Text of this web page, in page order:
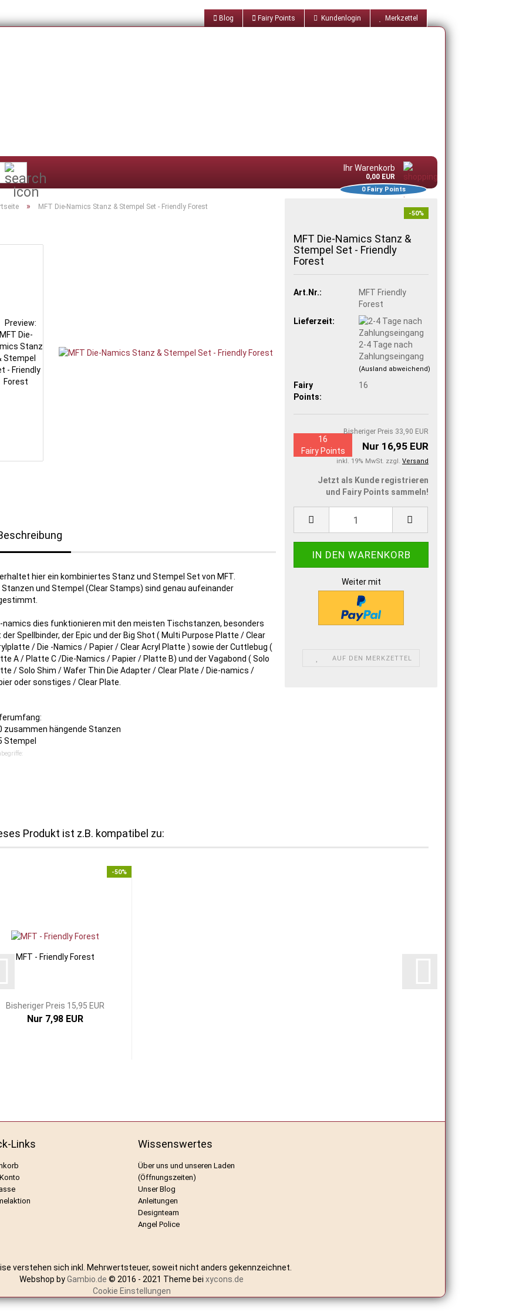
Blog Fairy Points Kundenlogin Merkzettel
Ihr Warenkorb
0,00 EUR
0Fairy Points
» MFT Die-Namics Stanz & Stempel Set - Friendly Forest
-50%
MFT Die-Namics Stanz &
Stempel Set - Friendly
Forest
Art.Nr.:
MFT Friendly
Forest
Lieferzeit:
2-4 Tage nach
Zahlungseingang
(Ausland abweichend)
Fairy
Points:
16
Bisheriger Preis 33,90 EUR
Nur 16,95 EUR
inkl. 19% MwSt. zzgl. Versand
16
Fairy Points
Jetzt als Kunde registrieren
und Fairy Points sammeln!
Weiter mit
AUF DEN MERKZETTEL
hier ein kombiniertes Stanz und Stempel Set von MFT.
Stanzen und Stempel (Clear Stamps) sind genau aufeinander
namics dies funktionieren mit den meisten Tischstanzen, besonders
der Spellbinder, der Epic und der Big Shot ( Multi Purpose Platte / Clear
/ Die -Namics / Papier / Clear Acryl Platte ) sowie der Cuttlebug (
A / Platte C /Die-Namics / Papier / Platte B) und der Vagabond ( Solo
/ Solo Shim / Wafer Thin Die Adapter / Clear Plate / Die-namics /
oder sonstiges / Clear Plate.
zusammen hängende Stanzen
Stempel
Produkt ist z.B. kompatibel zu:
-50%
MFT - Friendly Forest
Bisheriger Preis 15,95 EUR
Nur 7,98 EUR
Links Wissenswertes
Über uns und unseren Laden
(Öffnungszeiten)
Unser Blog
Anleitungen
Designteam
Angel Police
verstehen sich inkl. Mehrwertsteuer, soweit nicht anders gekennzeichnet.
Webshop byGambio.de © 2016 - 2021 Theme bei xycons.de
Cookie Einstellungen